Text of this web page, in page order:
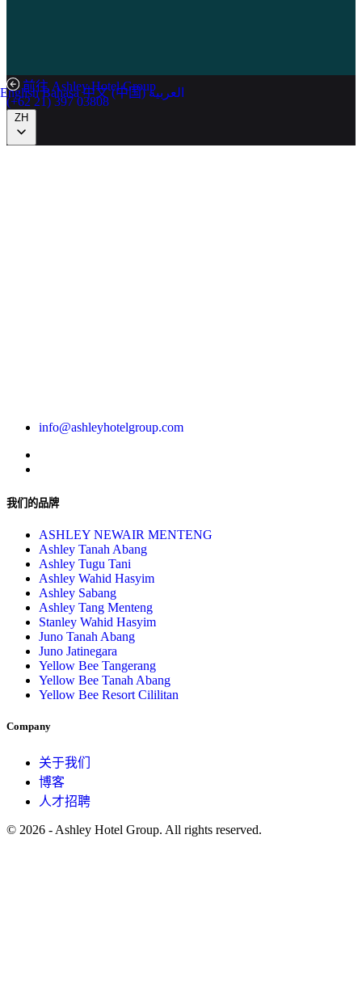
前往 Ashley Hotel Group
(+62 21) 397 03808
ZH
EnglishBahasa中文 (中国)العربية
info@ashleyhotelgroup.com
我们的品牌
ASHLEY NEWAIR MENTENG
Ashley Tanah Abang
Ashley Tugu Tani
Ashley Wahid Hasyim
Ashley Sabang
Ashley Tang Menteng
Stanley Wahid Hasyim
Juno Tanah Abang
Juno Jatinegara
Yellow Bee Tangerang
Yellow Bee Tanah Abang
Yellow Bee Resort Cililitan
Company
关于我们
博客
人才招聘
© 2026 - Ashley Hotel Group. All rights reserved.